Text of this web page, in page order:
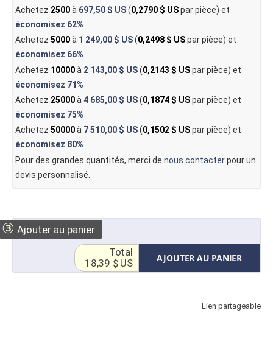
Achetez 2500à 697,50 $ US(0,2790 $ USpar pièce) et
économisez 62%
Achetez 5000à 1 249,00 $ US(0,2498 $ USpar pièce) et
économisez 66%
Achetez 10000à 2 143,00 $ US(0,2143 $ USpar pièce) et
économisez 71%
Achetez 25000à 4 685,00 $ US(0,1874 $ USpar pièce) et
économisez 75%
Achetez 50000à 7 510,00 $ US(0,1502 $ USpar pièce) et
économisez 80%
Pour des grandes quantités, merci de nous contacterpour un
devis personnalisé.
③ Ajouter au panier
AJOUTER AU PANIER
Total
18,39 $ US
Lien partageable